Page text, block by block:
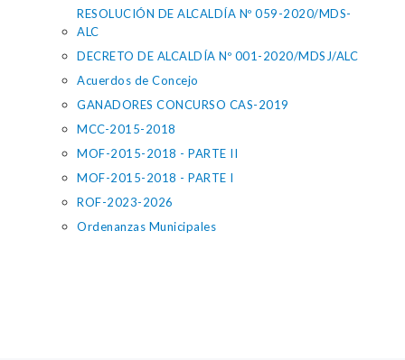
RESOLUCIÓN DE ALCALDÍA Nº 059-2020/MDS-
ALC
DECRETO DE ALCALDÍA Nº 001-2020/MDSJ/ALC
Acuerdos de Concejo
GANADORES CONCURSO CAS-2019
MCC-2015-2018
MOF-2015-2018 - PARTE II
MOF-2015-2018 - PARTE I
ROF-2023-2026
Ordenanzas Municipales